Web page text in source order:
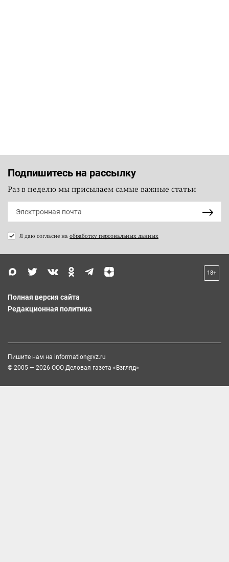
Подпишитесь на рассылку
Раз в неделю мы присылаем самые важные статьи
Я даю согласие на обработку персональных данных
18+
Полная версия сайта
Редакционная политика
Пишите нам на information@vz.ru
© 2005 — 2026 ООО Деловая газета «Взгляд»